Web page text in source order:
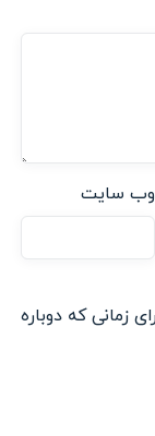
وب‌ سایت
زمانی که دوباره